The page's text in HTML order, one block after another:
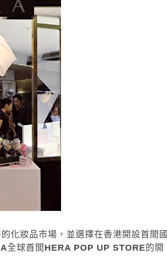
化妝品市場，並選擇在香港開設首間國
全球首間 HERA POP UP STORE的開